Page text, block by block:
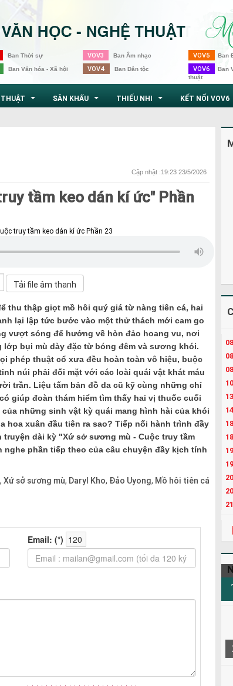
Ban Thời sự
Ban Văn hóa - Xã hội
VOV3 Ban Âm nhạc
VOV4 Ban Dân tộc
VOV5 Ban
VOV6 Ban
thuật
SÂN KHẤU THIẾU NHI KẾT NỐI VOV6
Cập nhật :19:23 23/5/2026
tầm keo dán kí ức" Phần
thu thập giọt mồ hôi quý giá từ nàng tiên cá, hai
lại lập tức bước vào một thử thách mới cam go
vượt sóng để hướng về hòn đảo hoang vu, nơi
bụi mù dày đặc từ bóng đêm và sương khói.
phép thuật cổ xưa đều hoàn toàn vô hiệu, buộc
núi phải đối mặt với các loài quái vật khát máu
trần. Liệu tấm bản đồ da cũ kỹ cùng những chỉ
giúp đoàn thám hiểm tìm thấy hai vị thuốc cuối
những sinh vật kỳ quái mang hình hài của khói
hoa xuân đầu tiên ra sao? Tiếp nối hành trình đầy
dài kỳ "Xứ sở sương mù - Cuộc truy tầm
phần tiếp theo của câu chuyện đầy kịch tính
, Xứ sở sương mù, Daryl Kho, Đảo Uyong, Mồ hôi tiên cá